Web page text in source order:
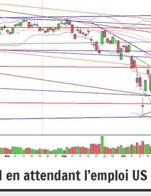
attendant l’emploi US